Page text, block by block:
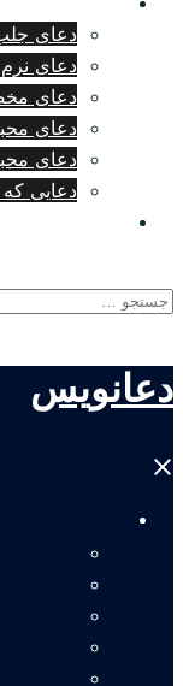
دعای
دعای
دعای
دعای
دعای
دعایی
جستجو
برای:
دعانویس
Close